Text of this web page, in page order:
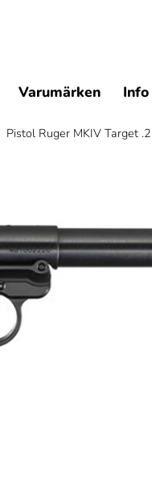
Varumärken Info
Pistol Ruger MKIV Target